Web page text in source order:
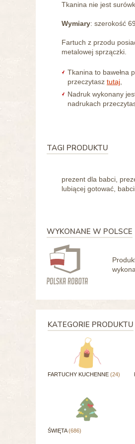
Tkanina nie jest
Wymiary: szerokość
Fartuch z przodu
metalowej sprzączki.
Tkanina to bawełna
przeczytasz tutaj
Nadruk wykonany
nadrukach
TAGI PRODUKTU
prezent dla babci,
lubiącej gotować,
WYKONANE W POLSCE
KATEGORIE PRODUKTU
FARTUCHY KUCHENNE (24)
ŚWIĘTA(686)